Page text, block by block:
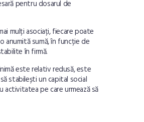
pentru dosarul de
mulți asociați, fiecare poate
anumită sumă, în funcție de
în firmă.
este relativ redusă, este
stabilești un capital social
activitatea pe care urmează să